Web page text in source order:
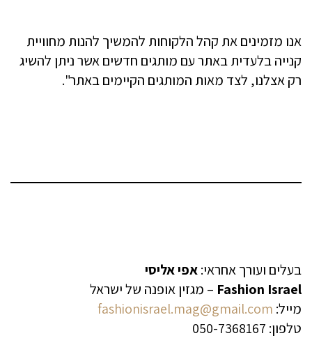
אנו מזמינים את קהל הלקוחות להמשיך להנות מחוויית
קנייה בלעדית באתר עם מותגים חדשים אשר ניתן להשיג
רק אצלנו, לצד מאות המותגים הקיימים באתר".
בעלים ועורך אחראי:אפי אליסי
Fashion Israel – מגזין אופנה של ישראל
מייל: fashionisrael.mag@gmail.com
טלפון: 050-7368167